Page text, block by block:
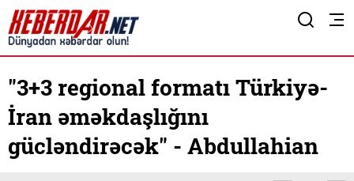
"3+3 regional formatı Türkiyə-
İran əməkdaşlığını
gücləndirəcək" - Abdullahian